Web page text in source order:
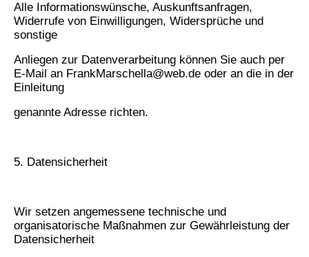
Alle Informationswünsche, Auskunftsanfragen,
Widerrufe von Einwilligungen, Widersprüche und
sonstige
Anliegen zur Datenverarbeitung können Sie auch per
E-Mail an FrankMarschella@web.de oder an die in der
Einleitung
genannte Adresse richten.
5. Datensicherheit
Wir setzen angemessene technische und
organisatorische Maßnahmen zur Gewährleistung der
Datensicherheit